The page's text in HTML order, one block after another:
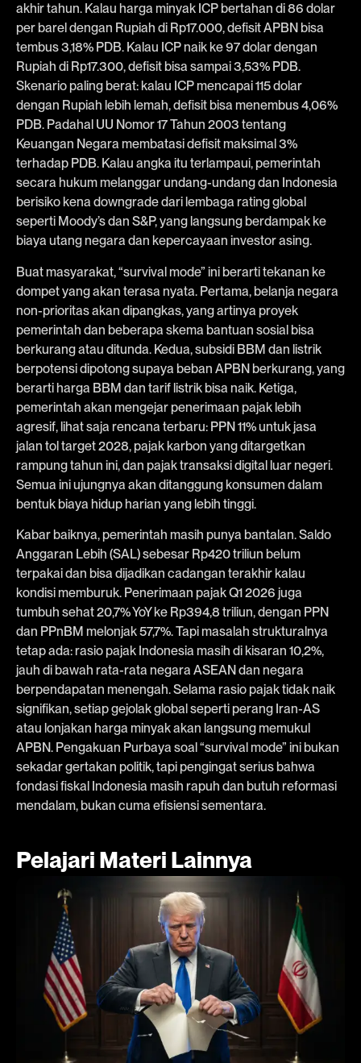
akhir tahun. Kalau harga minyak ICP bertahan di 86 dolar
per barel dengan Rupiah di Rp17.000, defisit APBN bisa
tembus 3,18% PDB. Kalau ICP naik ke 97 dolar dengan
Rupiah di Rp17.300, defisit bisa sampai 3,53% PDB.
Skenario paling berat: kalau ICP mencapai 115 dolar
dengan Rupiah lebih lemah, defisit bisa menembus 4,06%
PDB. Padahal UU Nomor 17 Tahun 2003 tentang
Keuangan Negara membatasi defisit maksimal 3%
terhadap PDB. Kalau angka itu terlampaui, pemerintah
secara hukum melanggar undang-undang dan Indonesia
berisiko kena downgrade dari lembaga rating global
seperti Moody’s dan S&P, yang langsung berdampak ke
biaya utang negara dan kepercayaan investor asing.
Buat masyarakat, “survival mode” ini berarti tekanan ke
dompet yang akan terasa nyata. Pertama, belanja negara
non-prioritas akan dipangkas, yang artinya proyek
pemerintah dan beberapa skema bantuan sosial bisa
berkurang atau ditunda. Kedua, subsidi BBM dan listrik
berpotensi dipotong supaya beban APBN berkurang, yang
berarti harga BBM dan tarif listrik bisa naik. Ketiga,
pemerintah akan mengejar penerimaan pajak lebih
agresif, lihat saja rencana terbaru: PPN 11% untuk jasa
jalan tol target 2028, pajak karbon yang ditargetkan
rampung tahun ini, dan pajak transaksi digital luar negeri.
Semua ini ujungnya akan ditanggung konsumen dalam
bentuk biaya hidup harian yang lebih tinggi.
Kabar baiknya, pemerintah masih punya bantalan. Saldo
Anggaran Lebih (SAL) sebesar Rp420 triliun belum
terpakai dan bisa dijadikan cadangan terakhir kalau
kondisi memburuk. Penerimaan pajak Q1 2026 juga
tumbuh sehat 20,7% YoY ke Rp394,8 triliun, dengan PPN
dan PPnBM melonjak 57,7%. Tapi masalah strukturalnya
tetap ada: rasio pajak Indonesia masih di kisaran 10,2%,
jauh di bawah rata-rata negara ASEAN dan negara
berpendapatan menengah. Selama rasio pajak tidak naik
signifikan, setiap gejolak global seperti perang Iran-AS
atau lonjakan harga minyak akan langsung memukul
APBN. Pengakuan Purbaya soal “survival mode” ini bukan
sekadar gertakan politik, tapi pengingat serius bahwa
fondasi fiskal Indonesia masih rapuh dan butuh reformasi
mendalam, bukan cuma efisiensi sementara.
Pelajari Materi Lainnya